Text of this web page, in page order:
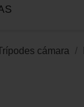
cámara